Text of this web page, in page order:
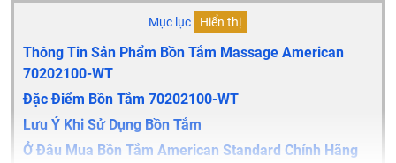
Mục lục Hiển thị
Thông Tin Sản Phẩm Bồn Tắm Massage American
70202100-WT
Đặc Điểm Bồn Tắm 70202100-WT
Lưu Ý Khi Sử Dụng Bồn Tắm
Ở Đâu Mua Bồn Tắm American Standard Chính Hãng